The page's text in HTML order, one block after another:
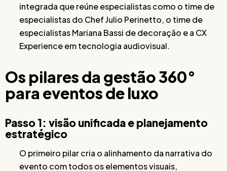
integrada que reúne especialistas como o time de
especialistas do Chef Julio Perinetto, o time de
especialistas Mariana Bassi de decoração e a CX
Experience em tecnologia audiovisual.
Os pilares da gestão 360°
para eventos de luxo
Passo 1: visão unificada e planejamento
estratégico
O primeiro pilar cria o alinhamento da narrativa do
evento com todos os elementos visuais,